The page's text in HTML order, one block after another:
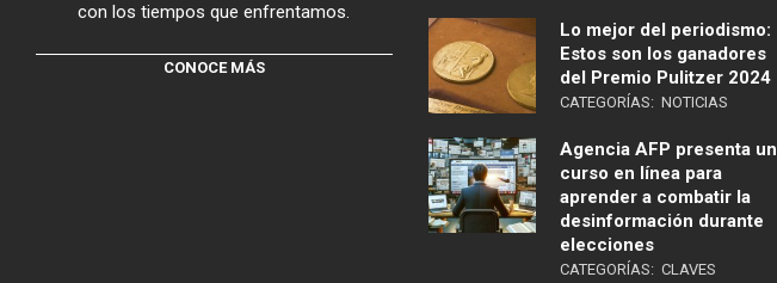
con los tiempos que enfrentamos.
CONOCE MÁS
Lo mejor del periodismo:
Estos son los ganadores
del Premio Pulitzer 2024
CATEGORÍAS: NOTICIAS
Agencia AFP presenta un
curso en línea para
aprender a combatir la
desinformación durante
elecciones
CATEGORÍAS: CLAVES